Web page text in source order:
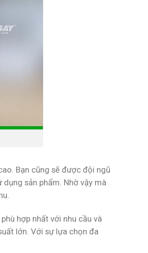
Bạn cũng sẽ được đội ngũ
sản phẩm. Nhờ vậy mà
hợp nhất với nhu cầu và
lớn. Với sự lựa chọn đa